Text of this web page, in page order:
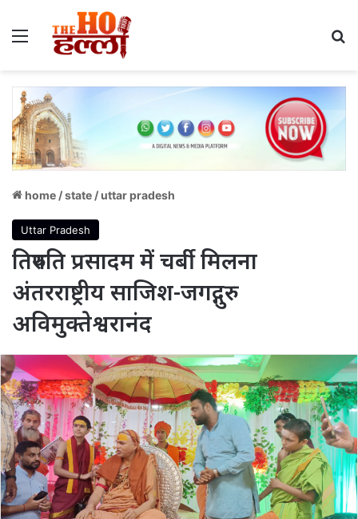
Menu
home /state /uttar pradesh
Uttar Pradesh
तिरुपति प्रसादम में चर्बी मिलना
अंतरराष्ट्रीय साजिश-जगद्गुरु
अविमुक्तेश्वरानंद